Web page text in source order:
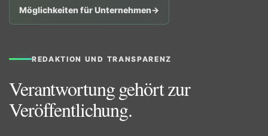
Möglichkeiten für Unternehmen→
REDAKTION UND TRANSPARENZ
Verantwortung gehört zur
Veröffentlichung.